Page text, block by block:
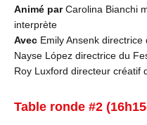
Animé parCarolina Bianchi
interprète
Avec Emily Ansenk directrice
Nayse López directrice du
Roy Luxford directeur créatif
Table ronde #2